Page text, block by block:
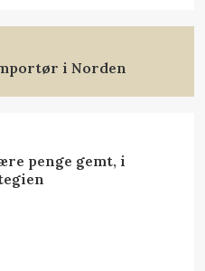
i Norden
penge gemt, i